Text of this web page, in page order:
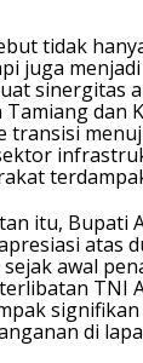
tidak
juga
sinergitas
Tamiang dan
transisi
itu, Bupati
atas
awal
TNI
di